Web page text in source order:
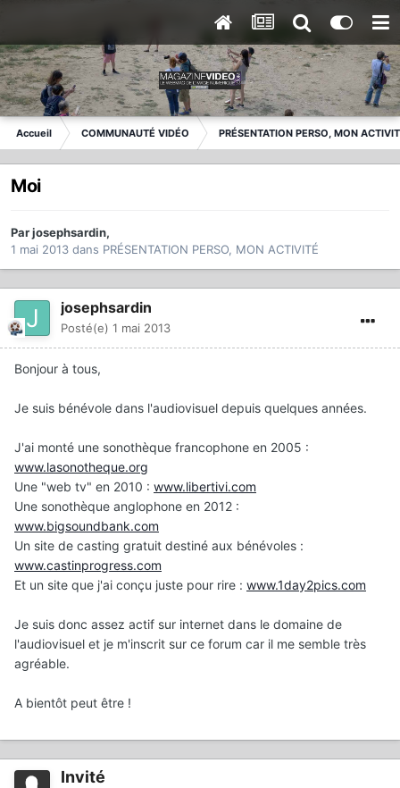
Accueil COMMUNAUTÉ VIDÉO PRÉSENTATION PERSO, MON
Moi
Parjosephsardin,
1 mai 2013 dans PRÉSENTATION PERSO, MON ACTIVITÉ
josephsardin
Posté(e) 1 mai 2013
Bonjour à tous,
Je suis bénévole dans l'audiovisuel depuis quelques années.
J'ai monté une sonothèque francophone en 2005 :
www.lasonotheque.org
Une "web tv" en 2010 : www.libertivi.com
Une sonothèque anglophone en 2012 :
www.bigsoundbank.com
Un site de casting gratuit destiné aux bénévoles :
www.castinprogress.com
Et un site que j'ai conçu juste pour rire : www.1day2pics.com
Je suis donc assez actif sur internet dans le domaine de
l'audiovisuel et je m'inscrit sur ce forum car il me semble très
agréable.
A bientôt peut être !
Invité